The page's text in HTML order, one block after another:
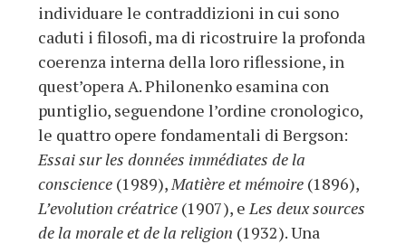
individuare le contraddizioni in cui sono
caduti i filosofi, ma di ricostruire la profonda
coerenza interna della loro riflessione, in
quest’opera A. Philonenko esamina con
puntiglio, seguendone l’ordine cronologico,
le quattro opere fondamentali di Bergson:
Essai sur les données immédiates de la
conscience (1989),Matière et mémoire (1896),
L’evolution créatrice (1907), eLes deux sources
de la morale et de la religion (1932). Una